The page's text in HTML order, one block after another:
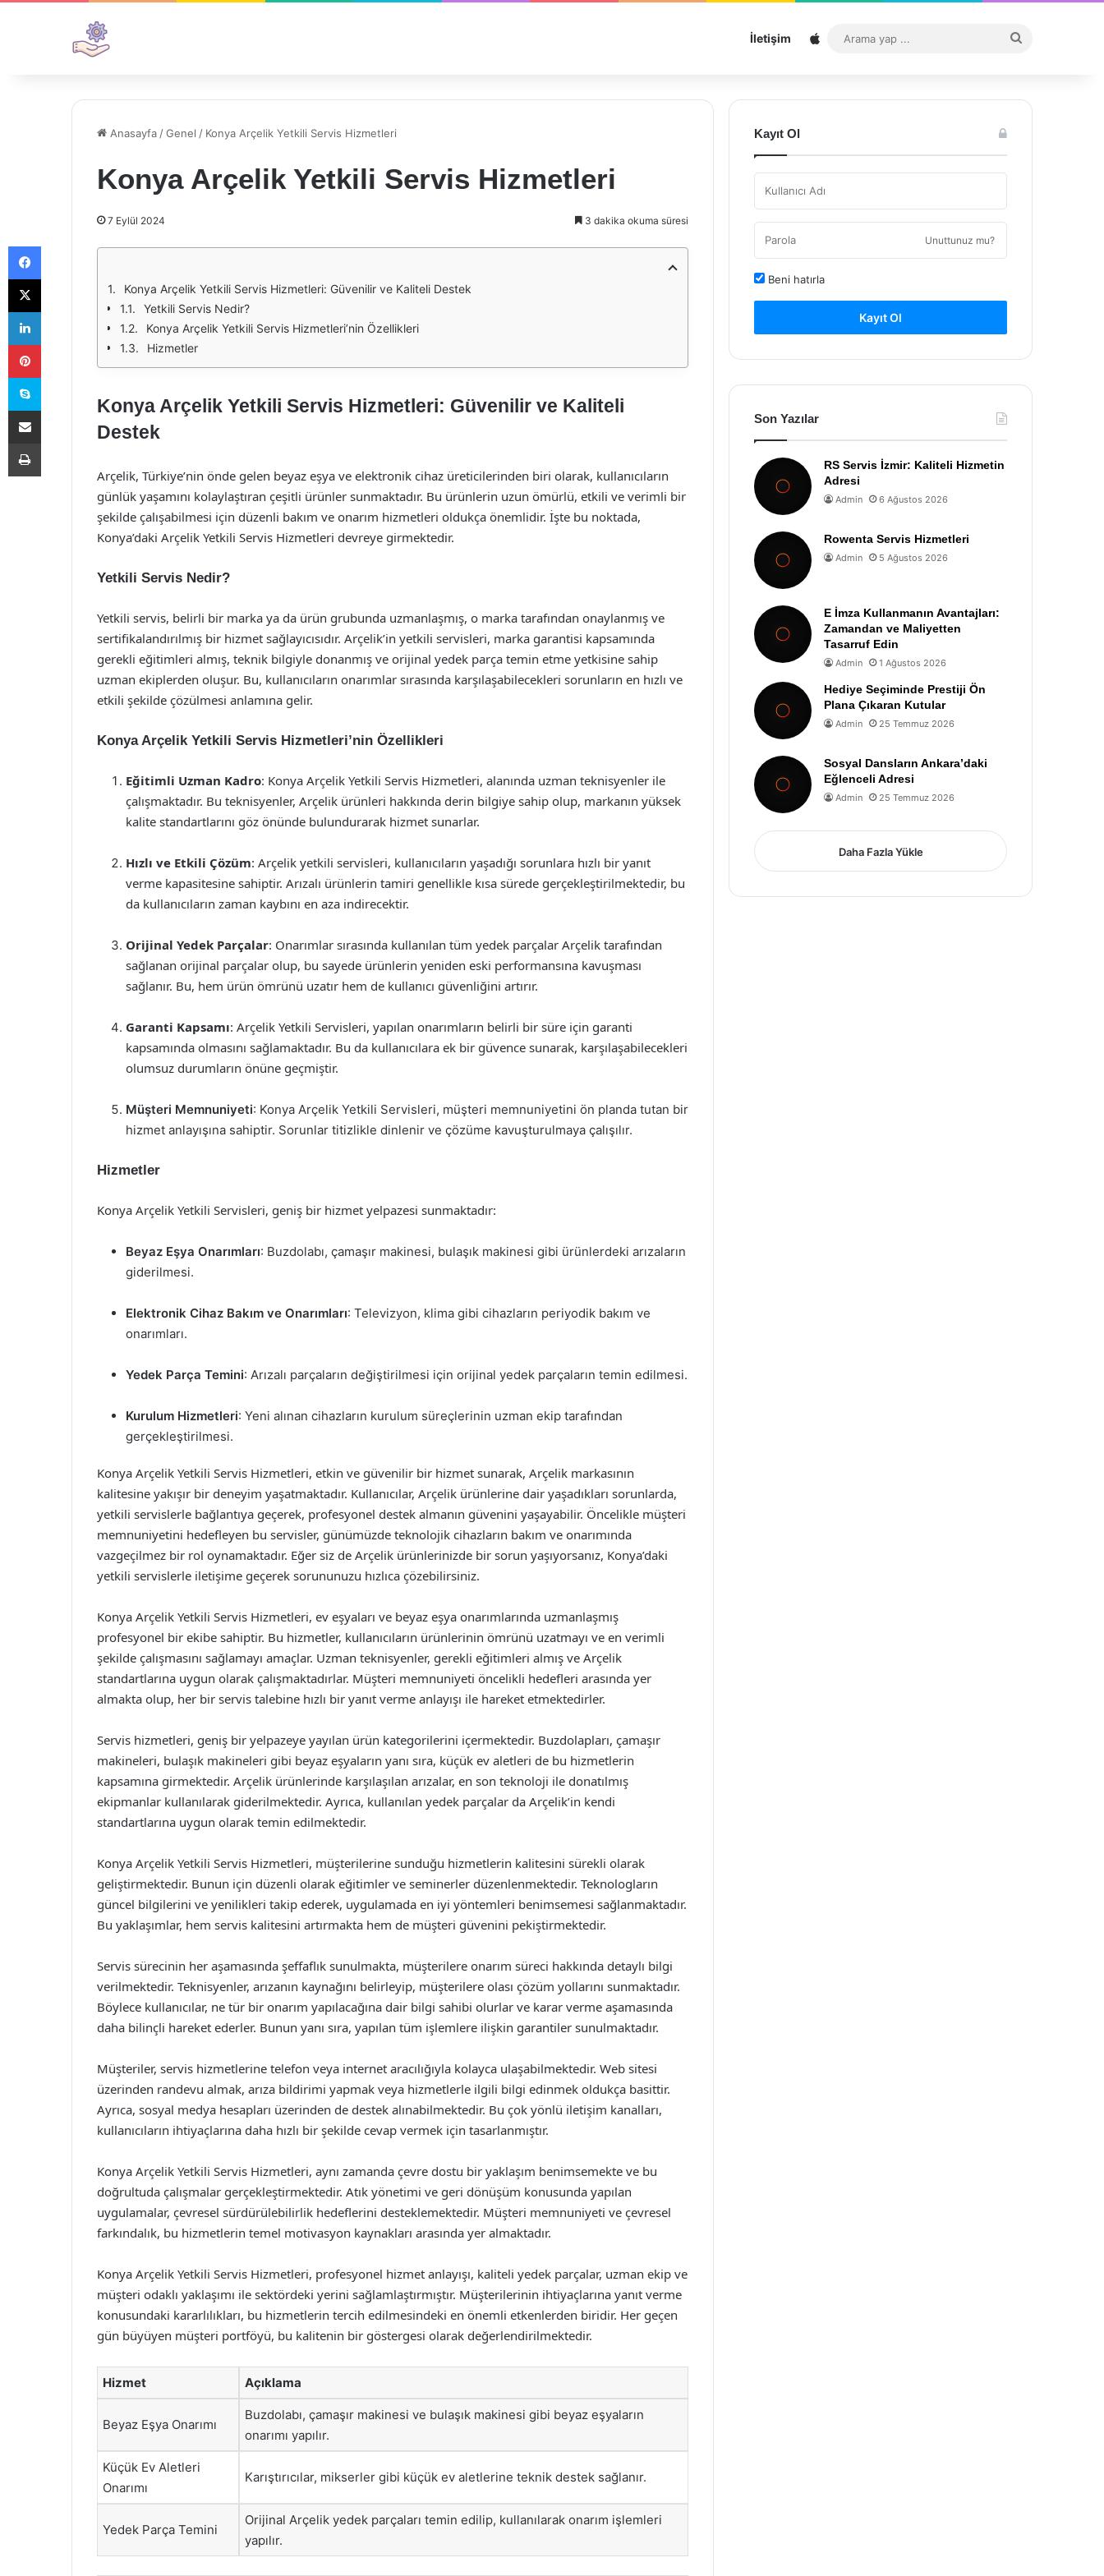
İletişim Sitemap
...
Anasayfa /Genel / Konya Arçelik Yetkili Servis Hizmetleri
Konya Arçelik Yetkili Servis Hizmetleri
7 Eylül 2024 3 dakika okuma süresi
Konya Arçelik Yetkili Servis Hizmetleri: Güvenilir ve Kaliteli Destek
Yetkili Servis Nedir?
Konya Arçelik Yetkili Servis Hizmetleri’nin Özellikleri
Hizmetler
Konya Arçelik Yetkili Servis Hizmetleri: Güvenilir ve Kaliteli
Destek
Arçelik, Türkiye’nin önde gelen beyaz eşya ve elektronik cihaz üreticilerinden biri olarak, kullanıcıların
günlük yaşamını kolaylaştıran çeşitli ürünler sunmaktadır. Bu ürünlerin uzun ömürlü, etkili ve verimli bir
şekilde çalışabilmesi için düzenli bakım ve onarım hizmetleri oldukça önemlidir. İşte bu noktada,
Konya’daki Arçelik Yetkili Servis Hizmetleri devreye girmektedir.
Yetkili Servis Nedir?
Yetkili servis, belirli bir marka ya da ürün grubunda uzmanlaşmış, o marka tarafından onaylanmış ve
sertifikalandırılmış bir hizmet sağlayıcısıdır. Arçelik’in yetkili servisleri, marka garantisi kapsamında
gerekli eğitimleri almış, teknik bilgiyle donanmış ve orijinal yedek parça temin etme yetkisine sahip
uzman ekiplerden oluşur. Bu, kullanıcıların onarımlar sırasında karşılaşabilecekleri sorunların en hızlı ve
etkili şekilde çözülmesi anlamına gelir.
Konya Arçelik Yetkili Servis Hizmetleri’nin Özellikleri
Eğitimli Uzman Kadro: Konya Arçelik Yetkili Servis Hizmetleri, alanında uzman teknisyenler ile
çalışmaktadır. Bu teknisyenler, Arçelik ürünleri hakkında derin bilgiye sahip olup, markanın yüksek
kalite standartlarını göz önünde bulundurarak hizmet sunarlar.
Hızlı ve Etkili Çözüm: Arçelik yetkili servisleri, kullanıcıların yaşadığı sorunlara hızlı bir yanıt
verme kapasitesine sahiptir. Arızalı ürünlerin tamiri genellikle kısa sürede gerçekleştirilmektedir, bu
da kullanıcıların zaman kaybını en aza indirecektir.
Orijinal Yedek Parçalar: Onarımlar sırasında kullanılan tüm yedek parçalar Arçelik tarafından
sağlanan orijinal parçalar olup, bu sayede ürünlerin yeniden eski performansına kavuşması
sağlanır. Bu, hem ürün ömrünü uzatır hem de kullanıcı güvenliğini artırır.
Garanti Kapsamı: Arçelik Yetkili Servisleri, yapılan onarımların belirli bir süre için garanti
kapsamında olmasını sağlamaktadır. Bu da kullanıcılara ek bir güvence sunarak, karşılaşabilecekleri
olumsuz durumların önüne geçmiştir.
Müşteri Memnuniyeti: Konya Arçelik Yetkili Servisleri, müşteri memnuniyetini ön planda tutan bir
hizmet anlayışına sahiptir. Sorunlar titizlikle dinlenir ve çözüme kavuşturulmaya çalışılır.
Hizmetler
Konya Arçelik Yetkili Servisleri, geniş bir hizmet yelpazesi sunmaktadır:
Beyaz Eşya Onarımları: Buzdolabı, çamaşır makinesi, bulaşık makinesi gibi ürünlerdeki arızaların
giderilmesi.
Elektronik Cihaz Bakım ve Onarımları: Televizyon, klima gibi cihazların periyodik bakım ve
onarımları.
Yedek Parça Temini: Arızalı parçaların değiştirilmesi için orijinal yedek parçaların temin edilmesi.
Kurulum Hizmetleri: Yeni alınan cihazların kurulum süreçlerinin uzman ekip tarafından
gerçekleştirilmesi.
Konya Arçelik Yetkili Servis Hizmetleri, etkin ve güvenilir bir hizmet sunarak, Arçelik markasının
kalitesine yakışır bir deneyim yaşatmaktadır. Kullanıcılar, Arçelik ürünlerine dair yaşadıkları sorunlarda,
yetkili servislerle bağlantıya geçerek, profesyonel destek almanın güvenini yaşayabilir. Öncelikle müşteri
memnuniyetini hedefleyen bu servisler, günümüzde teknolojik cihazların bakım ve onarımında
vazgeçilmez bir rol oynamaktadır. Eğer siz de Arçelik ürünlerinizde bir sorun yaşıyorsanız, Konya’daki
yetkili servislerle iletişime geçerek sorununuzu hızlıca çözebilirsiniz.
Konya Arçelik Yetkili Servis Hizmetleri, ev eşyaları ve beyaz eşya onarımlarında uzmanlaşmış
profesyonel bir ekibe sahiptir. Bu hizmetler, kullanıcıların ürünlerinin ömrünü uzatmayı ve en verimli
şekilde çalışmasını sağlamayı amaçlar. Uzman teknisyenler, gerekli eğitimleri almış ve Arçelik
standartlarına uygun olarak çalışmaktadırlar. Müşteri memnuniyeti öncelikli hedefleri arasında yer
almakta olup, her bir servis talebine hızlı bir yanıt verme anlayışı ile hareket etmektedirler.
Servis hizmetleri, geniş bir yelpazeye yayılan ürün kategorilerini içermektedir. Buzdolapları, çamaşır
makineleri, bulaşık makineleri gibi beyaz eşyaların yanı sıra, küçük ev aletleri de bu hizmetlerin
kapsamına girmektedir. Arçelik ürünlerinde karşılaşılan arızalar, en son teknoloji ile donatılmış
ekipmanlar kullanılarak giderilmektedir. Ayrıca, kullanılan yedek parçalar da Arçelik’in kendi
standartlarına uygun olarak temin edilmektedir.
Konya Arçelik Yetkili Servis Hizmetleri, müşterilerine sunduğu hizmetlerin kalitesini sürekli olarak
geliştirmektedir. Bunun için düzenli olarak eğitimler ve seminerler düzenlenmektedir. Teknologların
güncel bilgilerini ve yenilikleri takip ederek, uygulamada en iyi yöntemleri benimsemesi sağlanmaktadır.
Bu yaklaşımlar, hem servis kalitesini artırmakta hem de müşteri güvenini pekiştirmektedir.
Servis sürecinin her aşamasında şeffaflık sunulmakta, müşterilere onarım süreci hakkında detaylı bilgi
verilmektedir. Teknisyenler, arızanın kaynağını belirleyip, müşterilere olası çözüm yollarını sunmaktadır.
Böylece kullanıcılar, ne tür bir onarım yapılacağına dair bilgi sahibi olurlar ve karar verme aşamasında
daha bilinçli hareket ederler. Bunun yanı sıra, yapılan tüm işlemlere ilişkin garantiler sunulmaktadır.
Müşteriler, servis hizmetlerine telefon veya internet aracılığıyla kolayca ulaşabilmektedir. Web sitesi
üzerinden randevu almak, arıza bildirimi yapmak veya hizmetlerle ilgili bilgi edinmek oldukça basittir.
Ayrıca, sosyal medya hesapları üzerinden de destek alınabilmektedir. Bu çok yönlü iletişim kanalları,
kullanıcıların ihtiyaçlarına daha hızlı bir şekilde cevap vermek için tasarlanmıştır.
Konya Arçelik Yetkili Servis Hizmetleri, aynı zamanda çevre dostu bir yaklaşım benimsemekte ve bu
doğrultuda çalışmalar gerçekleştirmektedir. Atık yönetimi ve geri dönüşüm konusunda yapılan
uygulamalar, çevresel sürdürülebilirlik hedeflerini desteklemektedir. Müşteri memnuniyeti ve çevresel
farkındalık, bu hizmetlerin temel motivasyon kaynakları arasında yer almaktadır.
Konya Arçelik Yetkili Servis Hizmetleri, profesyonel hizmet anlayışı, kaliteli yedek parçalar, uzman ekip ve
müşteri odaklı yaklaşımı ile sektördeki yerini sağlamlaştırmıştır. Müşterilerinin ihtiyaçlarına yanıt verme
konusundaki kararlılıkları, bu hizmetlerin tercih edilmesindeki en önemli etkenlerden biridir. Her geçen
gün büyüyen müşteri portföyü, bu kalitenin bir göstergesi olarak değerlendirilmektedir.
Hizmet Açıklama
Beyaz Eşya Onarımı
Buzdolabı, çamaşır makinesi ve bulaşık makinesi gibi beyaz eşyaların
onarımı yapılır.
Küçük Ev Aletleri
Onarımı
Karıştırıcılar, mikserler gibi küçük ev aletlerine teknik destek sağlanır.
Yedek Parça Temini
Orijinal Arçelik yedek parçaları temin edilip, kullanılarak onarım işlemleri
yapılır.
Kayıt Ol
Unuttunuz mu?
Beni hatırla
Kayıt Ol
Son Yazılar
RS Servis İzmir: Kaliteli Hizmetin
Adresi
Admin 6 Ağustos 2026
Rowenta Servis Hizmetleri
Admin 5 Ağustos 2026
E İmza Kullanmanın Avantajları:
Zamandan ve Maliyetten
Tasarruf Edin
Admin 1 Ağustos 2026
Hediye Seçiminde Prestiji Ön
Plana Çıkaran Kutular
Admin 25 Temmuz 2026
Sosyal Dansların Ankara’daki
Eğlenceli Adresi
Admin 25 Temmuz 2026
Daha Fazla Yükle
Facebook
X
LinkedIn
Pinterest
Skype
E-Posta ile paylaş